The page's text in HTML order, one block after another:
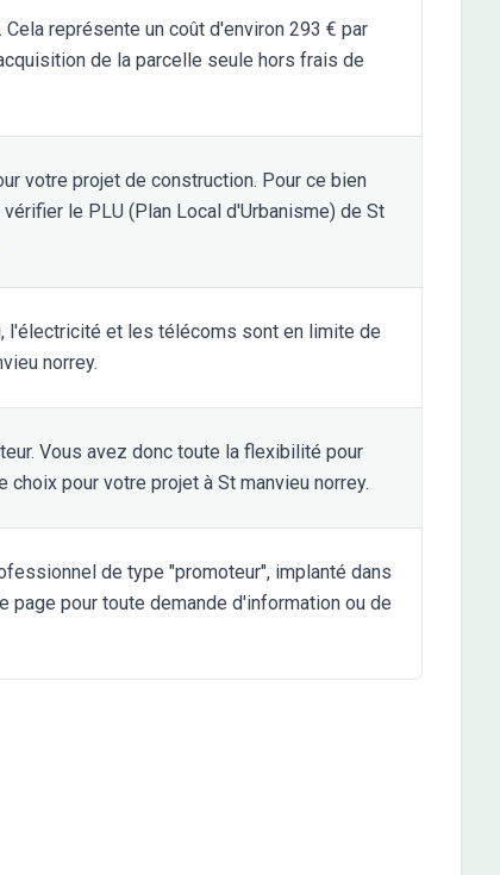
représente un coût d'environ 293 € par
de la parcelle seule hors frais de
votre projet de construction. Pour ce bien
le PLU (Plan Local d'Urbanisme) de St
l'électricité et les télécoms sont en limite de
norrey.
Vous avez donc toute la flexibilité pour
pour votre projet à St manvieu norrey.
de type "promoteur", implanté dans
page pour toute demande d'information ou de